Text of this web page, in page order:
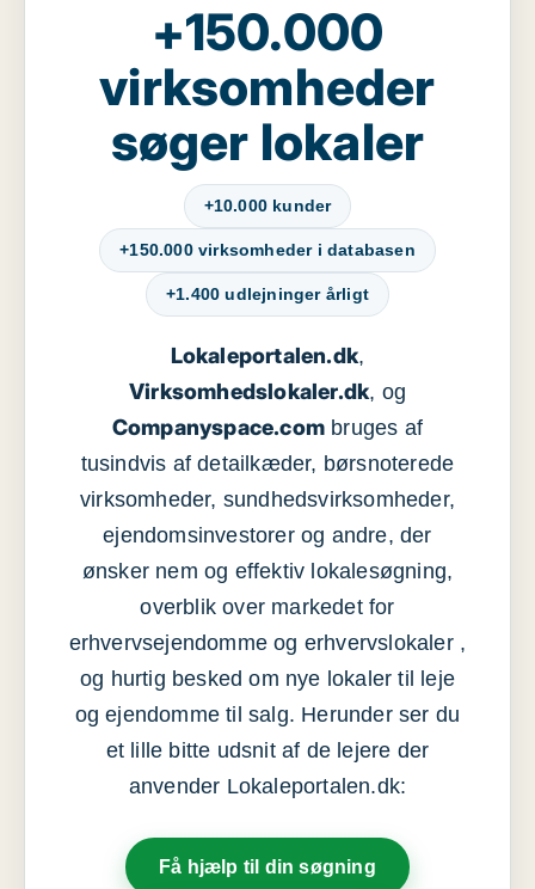
+150.000
virksomheder
søger lokaler
+10.000 kunder
+150.000 virksomheder i databasen
+1.400 udlejninger årligt
Lokaleportalen.dk,
Virksomhedslokaler.dk, og
Companyspace.com bruges af
tusindvis af detailkæder, børsnoterede
virksomheder, sundhedsvirksomheder,
ejendomsinvestorer og andre, der
ønsker nem og effektiv lokalesøgning,
overblik over markedet for
erhvervsejendomme og erhvervslokaler ,
og hurtig besked om nye lokaler til leje
og ejendomme til salg. Herunder ser du
et lille bitte udsnit af de lejere der
anvender Lokaleportalen.dk:
Få hjælp til din søgning